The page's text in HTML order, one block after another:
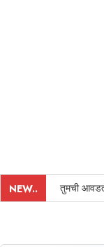
NEW.. तुमची